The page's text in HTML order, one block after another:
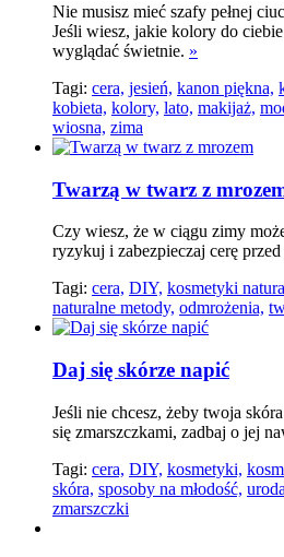
Nie musisz mieć szafy pełnej
Jeśli wiesz, jakie kolory do
wyglądać świetnie. »
Tagi: cera, jesień, kanon piękna,
kobieta, kolory, lato, makijaż,
wiosna, zima
Twarzą w twarz z
Czy wiesz, że w ciągu zimy
ryzykuj i zabezpieczaj cerę
Tagi: cera, DIY, kosmetyki
naturalne metody, odmrożenia,
Daj się skórze napić
Jeśli nie chcesz, żeby twoja
się zmarszczkami, zadbaj o jej
Tagi: cera, DIY, kosmetyki,
skóra, sposoby na młodość,
zmarszczki